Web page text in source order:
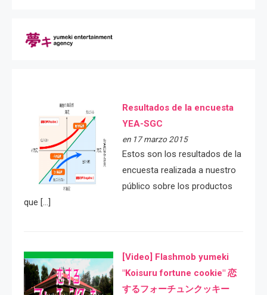
Resultados de la encuesta
YEA-SGC
en 17 marzo 2015
Estos son los resultados de la
encuesta realizada a nuestro
público sobre los productos
que […]
[Video] Flashmob yumeki
"Koisuru fortune cookie" 恋
するフォーチュンクッキー